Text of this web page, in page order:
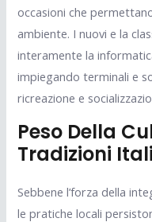
occasioni che
ambiente. I nuovi e la
interamente la
impiegando terminali e
ricreazione e
Peso Della
Tradizioni
Sebbene l’forza della
le pratiche locali